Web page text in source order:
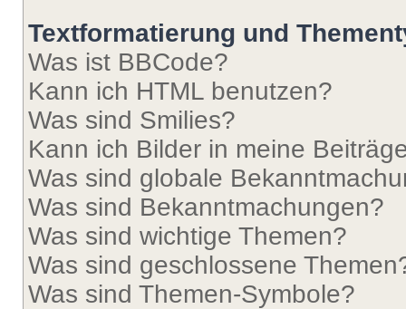
Textformatierung und
Was ist BBCode?
Kann ich HTML benutzen?
Was sind Smilies?
Kann ich Bilder in meine
Was sind globale
Was sind Bekanntmachungen?
Was sind wichtige Themen?
Was sind geschlossene
Was sind Themen-Symbole?